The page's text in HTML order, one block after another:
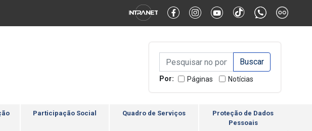
Alternar Alto Contraste Alternar Tamanho da Fonte
Campo de Busca de
Campo de Busca de informaçõesEnviar a Busca
Por: Páginas Notícias
Participação Social Quadro de Serviços
Proteção de Dados
Pessoais